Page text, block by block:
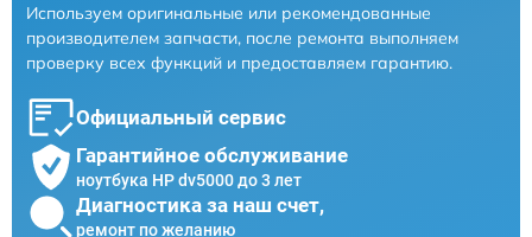
Используем оригинальные или рекомендованные
производителем запчасти, после ремонта выполняем
проверку всех функций и предоставляем гарантию.
Официальный сервис
Гарантийное обслуживание
ноутбука HP dv5000 до 3 лет
Диагностика за наш счет,
ремонт по желанию